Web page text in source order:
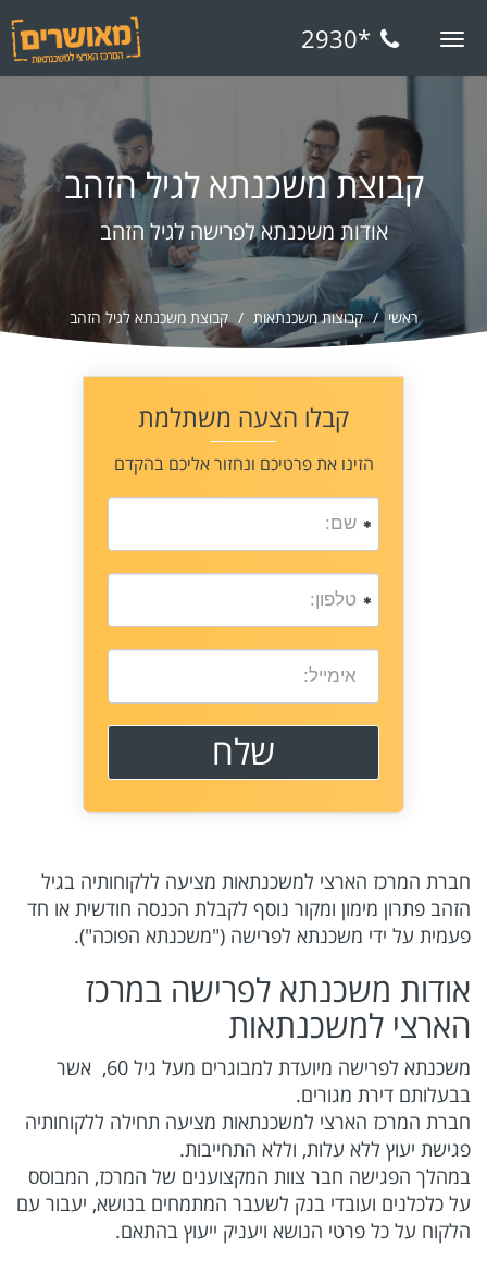
Toggle
*2930
קבוצת משכנתא לגיל הזהב
אודות משכנתא לפרישה לגיל הזהב
ראשי קבוצות משכנתאות קבוצת משכנתא לגיל הזהב
קבלו הצעה משתלמת
הזינו את פרטיכם ונחזור אליכם בהקדם
חברת המרכז הארצי למשכנתאות מציעה ללקוחותיה בגיל
הזהב פתרון מימון ומקור נוסף לקבלת הכנסה חודשית או חד
פעמית על ידי משכנתא לפרישה ("משכנתא הפוכה").
אודות משכנתא לפרישה במרכז
הארצי למשכנתאות
משכנתא לפרישה מיועדת למבוגרים מעל גיל 60, אשר
בבעלותם דירת מגורים.
חברת המרכז הארצי למשכנתאות מציעה תחילה ללקוחותיה
פגישת יעוץ ללא עלות, וללא התחייבות.
במהלך הפגישה חבר צוות המקצוענים של המרכז, המבוסס
על כלכלנים ועובדי בנק לשעבר המתמחים בנושא, יעבור עם
הלקוח על כל פרטי הנושא ויעניק ייעוץ בהתאם.